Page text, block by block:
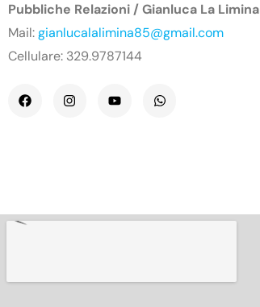
Pubbliche Relazioni / Gianluca La Limina
Mail:gianlucalalimina85@gmail.com
Cellulare: 329.9787144